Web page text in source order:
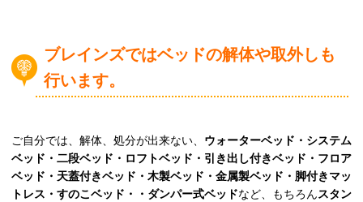
ブレインズではベッドの解体や取外しも
行います。
ご自分では、解体、処分が出来ない、 ウォーターベッド・システム
ベッド・二段ベッド・ロフトベッド・引き出し付きベッド・フロア
ベッド・天蓋付きベッド・木製ベッド・金属製ベッド・脚付きマッ
トレス・すのこベッド・・ダンパー式ベッドなど、もちろんスタン